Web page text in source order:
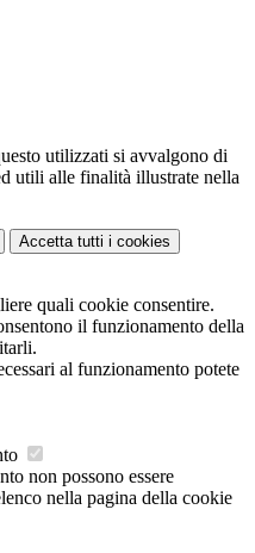
utilizzati si avvalgono di
utili alle finalità illustrate nella
Accetta tutti i cookies
quali cookie consentire.
il funzionamento della
al funzionamento potete
non possono essere
nella pagina della cookie